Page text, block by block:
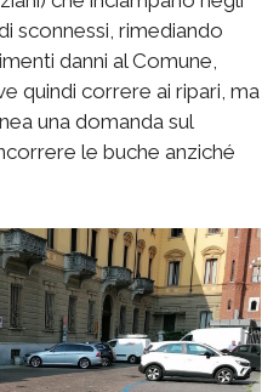
sconnessi, rimediando
danni al Comune,
quindi correre ai ripari, ma
una domanda sul
le buche anziché